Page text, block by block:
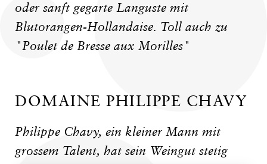
oder sanft gegarte Languste mit
Blutorangen-Hollandaise. Toll auch zu
"Poulet de Bresse aux Morilles"
DOMAINE PHILIPPE CHAVY
Philippe Chavy, ein kleiner Mann mit
grossem Talent, hat sein Weingut stetig